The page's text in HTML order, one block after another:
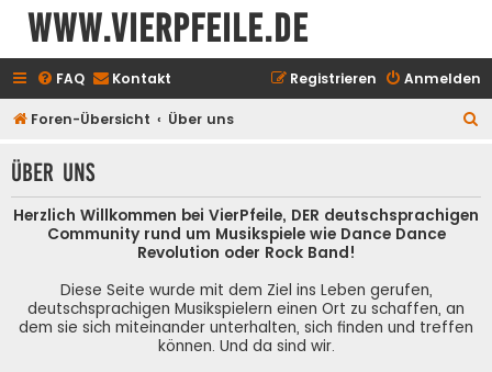
www.vierpfeile.de
FAQ Kontakt Anmelden
Registrieren
Foren-Übersicht Über uns
h
Über uns
Herzlich Willkommen bei VierPfeile, DER deutschsprachigen
Community rund um Musikspiele wie Dance Dance
Revolution oder Rock Band!
Diese Seite wurde mit dem Ziel ins Leben gerufen,
deutschsprachigen Musikspielern einen Ort zu schaffen, an
dem sie sich miteinander unterhalten, sich finden und treffen
können. Und da sind wir.